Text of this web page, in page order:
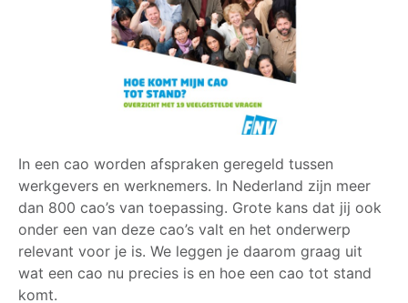
In een cao worden afspraken geregeld tussen
werkgevers en werknemers. In Nederland zijn meer
dan 800 cao’s van toepassing. Grote kans dat jij ook
onder een van deze cao’s valt en het onderwerp
relevant voor je is. We leggen je daarom graag uit
wat een cao nu precies is en hoe een cao tot stand
komt.